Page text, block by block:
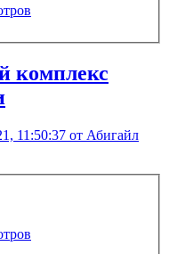
комплекс
11:50:37 от Абигайл